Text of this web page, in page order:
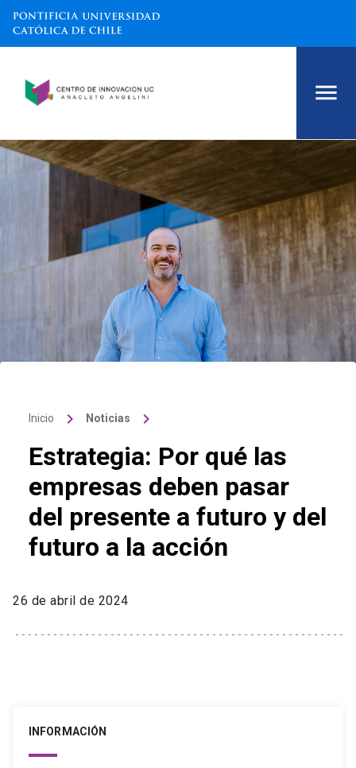
Inicio keyboard_arrow_right Noticias keyboard_arrow_right
Estrategia: Por qué las
empresas deben pasar
del presente a futuro y del
futuro a la acción
26 de abril de 2024
INFORMACIÓN